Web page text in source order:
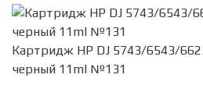
Картридж HP DJ 5743/6543/
черный 11ml №131